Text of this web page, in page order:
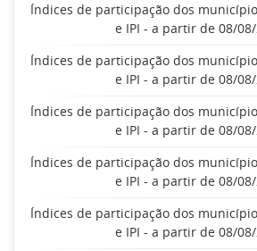
Índices de participação dos
e IPI - a partir de 08/
Índices de participação dos
e IPI - a partir de 08/
Índices de participação dos
e IPI - a partir de 08/
Índices de participação dos
e IPI - a partir de 08/
Índices de participação dos
e IPI - a partir de 08/